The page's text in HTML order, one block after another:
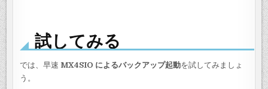
試してみる
では、早速 MX4SIO によるバックアップ起動を試してみましょ
う。